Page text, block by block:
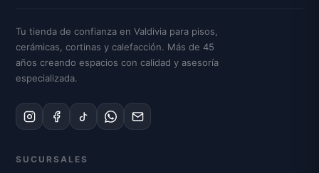
Tu tienda de confianza en Valdivia para pisos,
cerámicas, cortinas y calefacción. Más de 45
años creando espacios con calidad y asesoría
especializada.
SUCURSALES